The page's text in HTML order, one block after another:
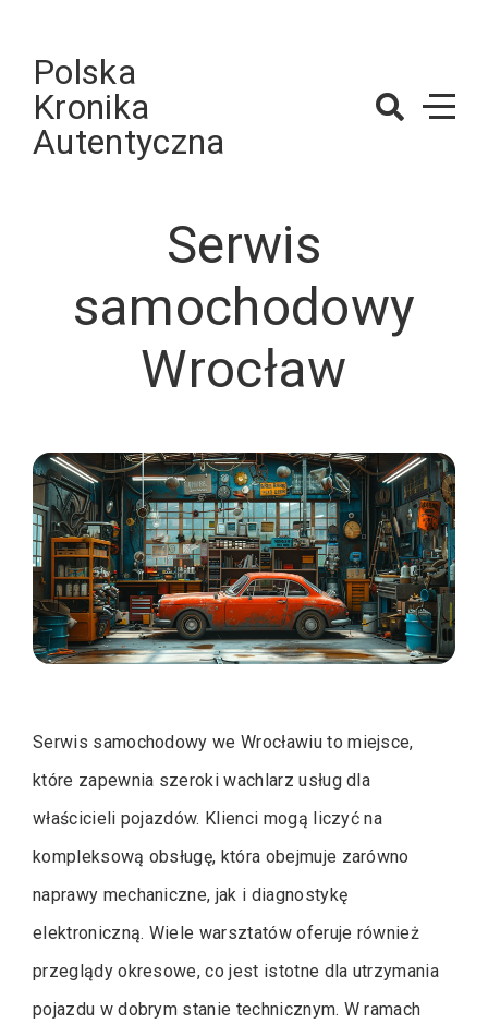
contentPolska
Kronika
Autentyczna
Serwis
samochodowy
Wrocław
Serwis samochodowy we Wrocławiu to miejsce,
które zapewnia szeroki wachlarz usług dla
właścicieli pojazdów. Klienci mogą liczyć na
kompleksową obsługę, która obejmuje zarówno
naprawy mechaniczne, jak i diagnostykę
elektroniczną. Wiele warsztatów oferuje również
przeglądy okresowe, co jest istotne dla utrzymania
pojazdu w dobrym stanie technicznym. W ramach